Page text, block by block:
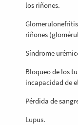
los riñones.
riñones
Síndrome
Bloqueo de los
incapacidad de
Pérdida de
Lupus.